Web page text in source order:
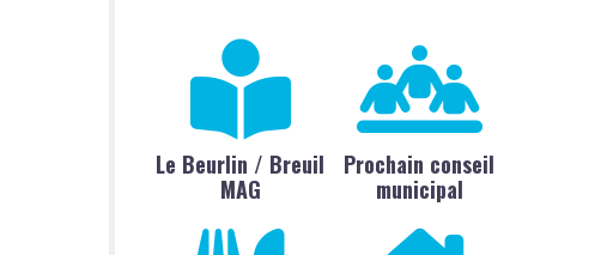
Le Beurlin / Breuil
MAG
Prochain conseil
municipal